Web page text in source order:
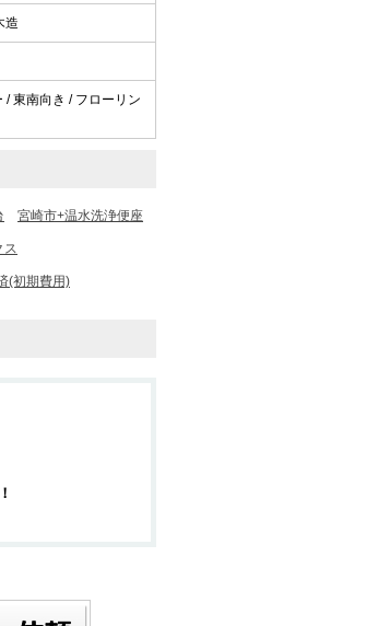
造
/ 東南向き / フローリン
宮崎市+温水洗浄便座
ス
(初期費用)